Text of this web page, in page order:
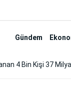
Gündem
4 Bin Kişi 37